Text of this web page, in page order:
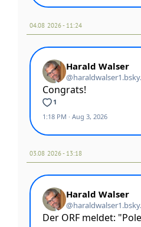
04.08 2026 - 11:24
03.08 2026 - 13:18